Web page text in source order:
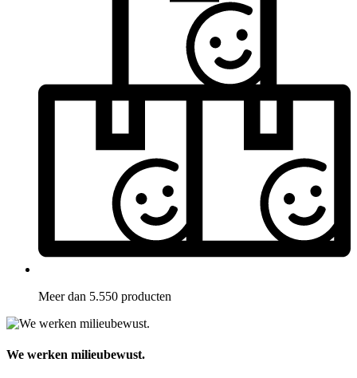
Meer dan 5.550 producten
We werken milieubewust.